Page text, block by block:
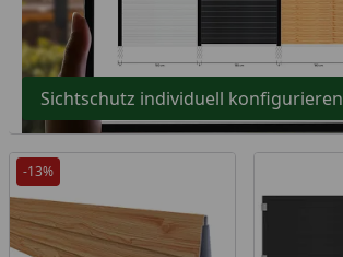
Sichtschutz individuell konfigurieren
-13%